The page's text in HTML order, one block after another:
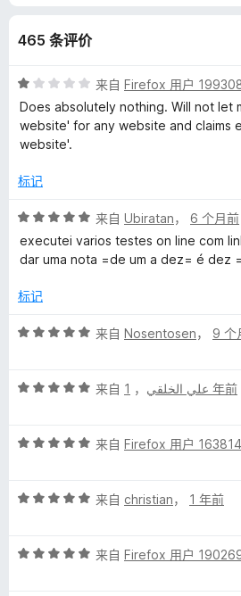
o
w
s
r
S
a
e
t
y
465 条评价
评
分
1
/
来自 Firefox 用户
Does absolutely nothing. Will not let
website' for any website and claims
website'.
标记
评
分
5
5
来自 Ubiratan， 6 个月前
executei varios testes on line com
dar uma nota =de um a dez= é dez
标记
评
/
来自 Nosentosen， 9 个
评
/
来自 علي الخلقي ， 1 年前
评
/
来自 Firefox 用户
评
/
来自 christian， 1 年前
评
来自 Firefox 用户